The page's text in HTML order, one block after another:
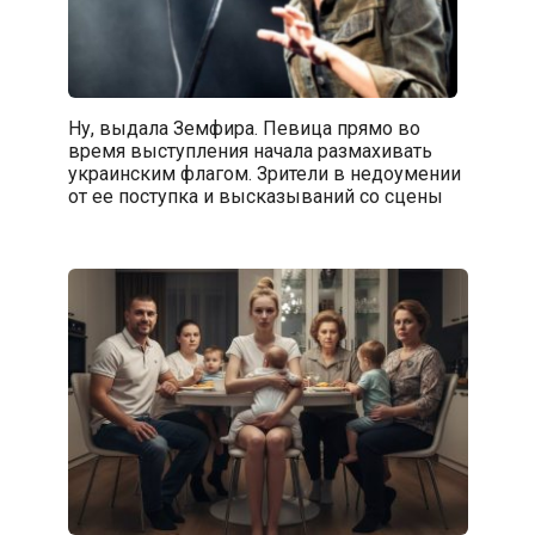
Ну, выдала Земфира. Певица прямо во
время выступления начала размахивать
украинским флагом. Зрители в недоумении
от ее поступка и высказываний со сцены